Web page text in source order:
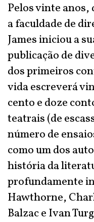
Pelos vinte anos,
a faculdade de
James iniciou a
publicação de
dos primeiros
vida escreverá
cento e doze
teatrais (de
número de
como um dos
história da
profundamente
Hawthorne,
Balzac e Ivan